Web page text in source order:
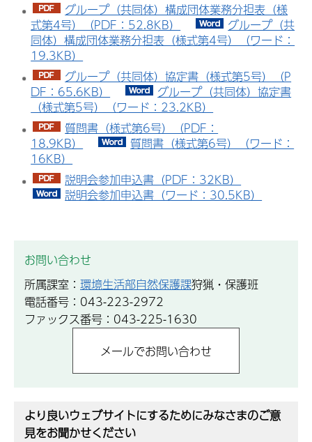
グループ（共同体）構成団体業務分担表（様
式第4号）（PDF：52.8KB）
グループ（共
同体）構成団体業務分担表（様式第4号）（ワード：
19.3KB）
グループ（共同体）協定書（様式第5号）（P
DF：65.6KB）
グループ（共同体）協定書
（様式第5号）（ワード：23.2KB）
質問書（様式第6号）（PDF：
18.9KB）
質問書（様式第6号）（ワード：
16KB）
説明会参加申込書（PDF：32KB）
説明会参加申込書（ワード：30.5KB）
お問い合わせ
所属課室： 環境生活部自然保護課狩猟・保護班
電話番号：043-223-2972
ファックス番号：043-225-1630
より良いウェブサイトにするためにみなさまのご意
見をお聞かせください